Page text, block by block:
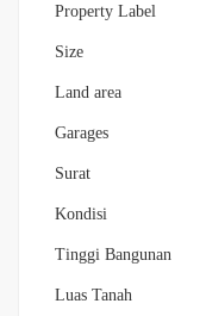
Property Label
Size
Land area
Garages
Surat
Kondisi
Tinggi Bangunan
Luas Tanah